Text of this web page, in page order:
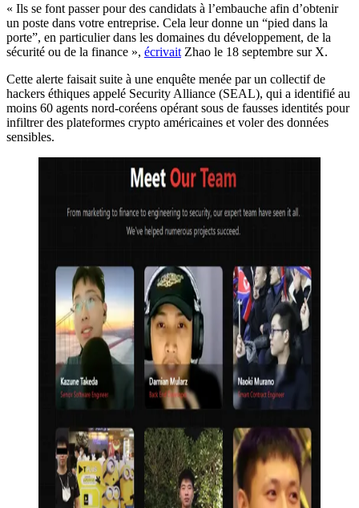
« Ils se font passer pour des candidats à l’embauche afin d’obtenir
un poste dans votre entreprise. Cela leur donne un “pied dans la
porte”, en particulier dans les domaines du développement, de la
sécurité ou de la finance », écrivait Zhao le 18 septembre sur X.
Cette alerte faisait suite à une enquête menée par un collectif de
hackers éthiques appelé Security Alliance (SEAL), qui a identifié au
moins 60 agents nord-coréens opérant sous de fausses identités pour
infiltrer des plateformes crypto américaines et voler des données
sensibles.